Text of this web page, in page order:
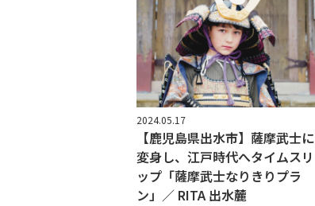
2024.05.17
【鹿児島県出水市】薩摩武士に
変身し、江戸時代へタイムスリ
ップ「薩摩武士なりきりプラ
ン」／ RITA 出水麓